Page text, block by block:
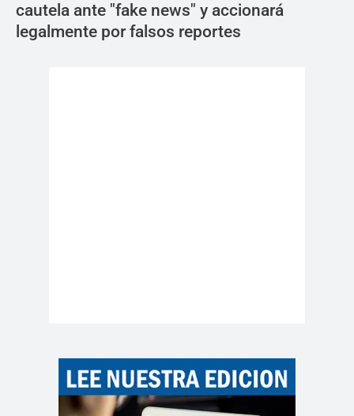
cautela ante "fake news" y accionará
legalmente por falsos reportes